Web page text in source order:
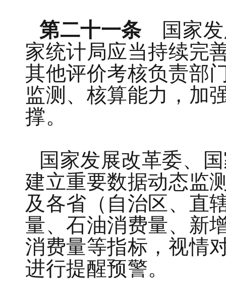
第二十一条国家发
家统计局应当持续完
其他评价考核负责部
监测、核算能力，加
撑。
国家发展改革委、
建立重要数据动态监
及各省（自治区、直
量、石油消费量、新
消费量等指标，视情
进行提醒预警。